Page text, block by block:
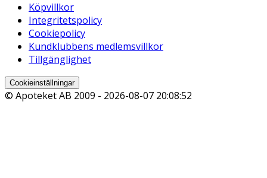
Köpvillkor
Integritetspolicy
Cookiepolicy
Kundklubbens medlemsvillkor
Tillgänglighet
Cookieinställningar
© Apoteket AB 2009 - 2026-08-07 20:08:52